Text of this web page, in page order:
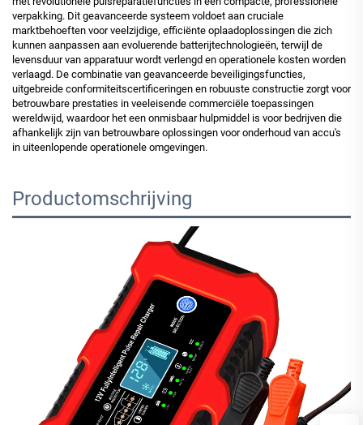
verpakking. Dit geavanceerde systeem voldoet aan cruciale
marktbehoeften voor veelzijdige, efficiënte oplaadoplossingen die zich
kunnen aanpassen aan evoluerende batterijtechnologieën, terwijl de
levensduur van apparatuur wordt verlengd en operationele kosten worden
verlaagd. De combinatie van geavanceerde beveiligingsfuncties,
uitgebreide conformiteitscertificeringen en robuuste constructie zorgt voor
betrouwbare prestaties in veeleisende commerciële toepassingen
wereldwijd, waardoor het een onmisbaar hulpmiddel is voor bedrijven die
afhankelijk zijn van betrouwbare oplossingen voor onderhoud van accu's
in uiteenlopende operationele omgevingen.
Productomschrijving